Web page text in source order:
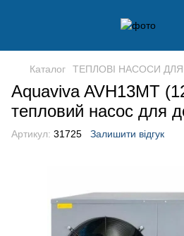
Каталог ТЕПЛОВІ НАСОСИ
Aquaviva AVH13MT
тепловий насос для
Артикул: 31725 Залишити відгук